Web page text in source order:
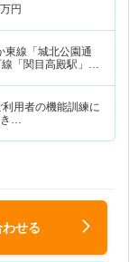
万円
東線「城北公園通
「関目高殿駅」
利用者の機能訓練に
き…
せる